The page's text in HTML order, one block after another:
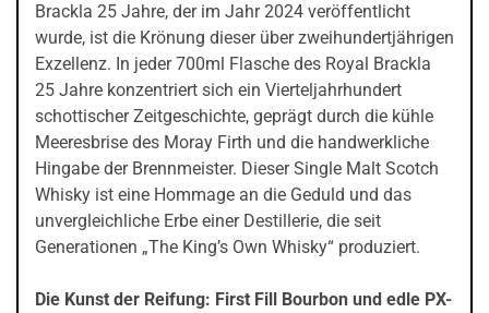
Brackla 25 Jahre, der im Jahr 2024 veröffentlicht
wurde, ist die Krönung dieser über zweihundertjährigen
Exzellenz. In jeder 700ml Flasche des Royal Brackla
25 Jahre konzentriert sich ein Vierteljahrhundert
schottischer Zeitgeschichte, geprägt durch die kühle
Meeresbrise des Moray Firth und die handwerkliche
Hingabe der Brennmeister. Dieser Single Malt Scotch
Whisky ist eine Hommage an die Geduld und das
unvergleichliche Erbe einer Destillerie, die seit
Generationen „The King’s Own Whisky“ produziert.
Die Kunst der Reifung: First Fill Bourbon und edle PX-